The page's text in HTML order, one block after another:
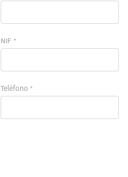
NIF *
Teléfono *